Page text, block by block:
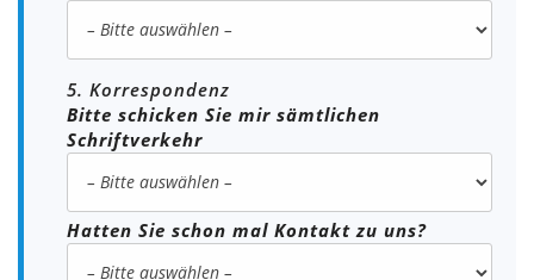
5. Korrespondenz
Bitte schicken Sie mir sämtlichen
Schriftverkehr
Hatten Sie schon mal Kontakt zu uns?